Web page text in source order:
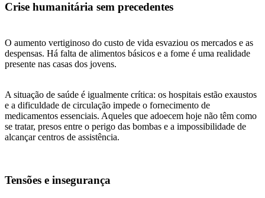
Crise humanitária sem precedentes
O aumento vertiginoso do custo de vida esvaziou os mercados e as
despensas. Há falta de alimentos básicos e a fome é uma realidade
presente nas casas dos jovens.
A situação de saúde é igualmente crítica: os hospitais estão exaustos
e a dificuldade de circulação impede o fornecimento de
medicamentos essenciais. Aqueles que adoecem hoje não têm como
se tratar, presos entre o perigo das bombas e a impossibilidade de
alcançar centros de assistência.
Tensões e insegurança